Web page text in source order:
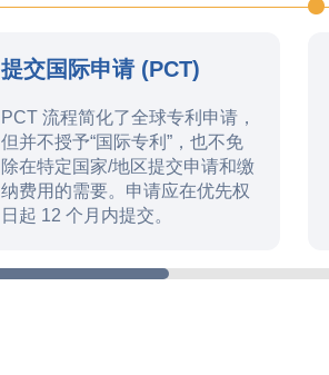
提交国际申请 (PCT)
PCT 流程简化了全球专利申请，
但并不授予“国际专利”，也不免
除在特定国家/地区提交申请和缴
纳费用的需要。申请应在优先权
日起 12 个月内提交。